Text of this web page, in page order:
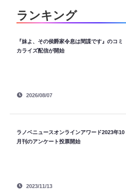
ランキング
『妹よ、その侯爵家令息は間諜です』のコミ
カライズ配信が開始
2026/08/07
ラノベニュースオンラインアワード2023年10
月刊のアンケート投票開始
2023/11/13